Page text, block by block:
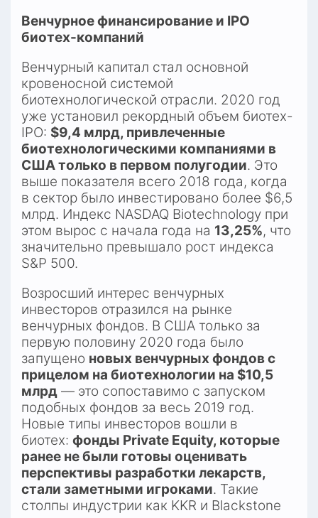
Венчурное финансирование и IPO
биотех-компаний
Венчурный капитал стал основной
кровеносной системой
биотехнологической отрасли. 2020 год
уже установил рекордный объем биотех-
IPO: $9,4 млрд, привлеченные
биотехнологическими компаниями в
США только в первом полугодии. Это
выше показателя всего 2018 года, когда
в сектор было инвестировано более $6,5
млрд. Индекс NASDAQ Biotechnology при
этом вырос с начала года на 13,25%, что
значительно превышало рост индекса
S&P 500.​
Возросший интерес венчурных
инвесторов отразился на рынке
венчурных фондов. В США только за
первую половину 2020 года было
запущено новых венчурных фондов с
прицелом на биотехнологии на $10,5
млрд — это сопоставимо с запуском
подобных фондов за весь 2019 год.
Новые типы инвесторов вошли в
биотех: фонды Private Equity, которые
ранее не были готовы оценивать
перспективы разработки лекарств,
стали заметными игроками. Такие
столпы индустрии как KKR и Blackstone